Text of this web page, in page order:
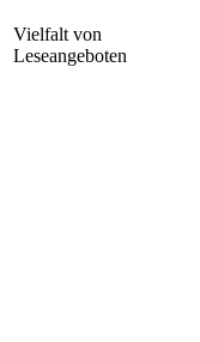
Vielfalt von
Leseangeboten